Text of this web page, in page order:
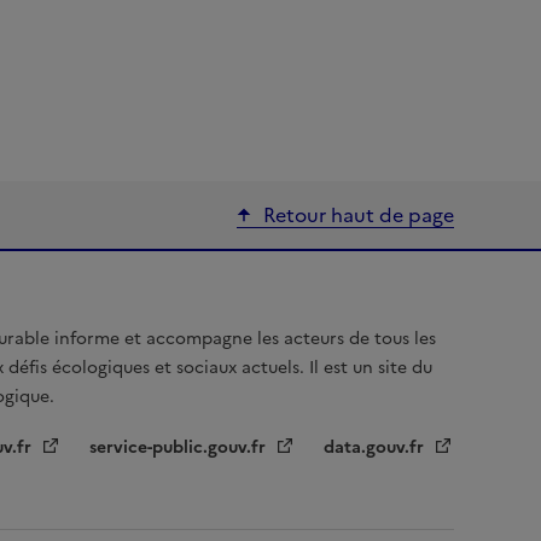
Retour haut de page
informe et accompagne les acteurs de tous les
écologiques et sociaux actuels. Il est un site du
service-public.gouv.fr data.gouv.fr